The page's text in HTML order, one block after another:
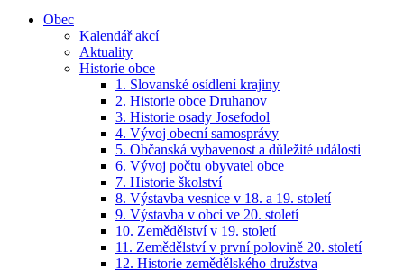
Obec
Kalendář akcí
Aktuality
Historie obce
1. Slovanské osídlení krajiny
2. Historie obce Druhanov
3. Historie osady Josefodol
4. Vývoj obecní samosprávy
5. Občanská vybavenost a důležité události
6. Vývoj počtu obyvatel obce
7. Historie školství
8. Výstavba vesnice v 18. a 19. století
9. Výstavba v obci ve 20. století
10. Zemědělství v 19. století
11. Zemědělství v první polovině 20. století
12. Historie zemědělského družstva